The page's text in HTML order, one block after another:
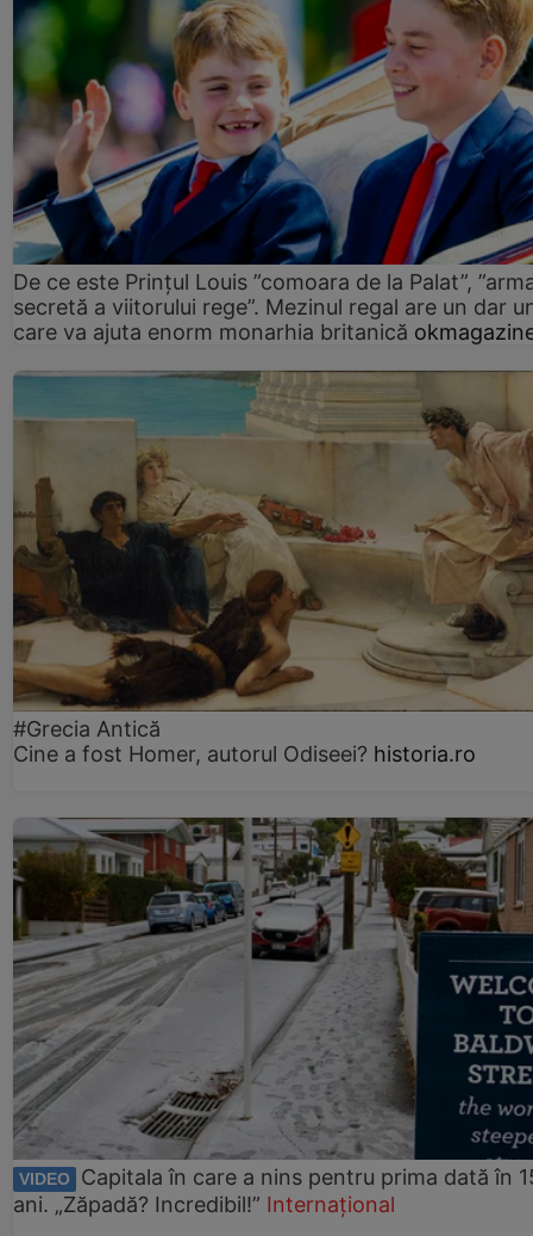
De ce este Prințul Louis ”comoara de la Palat”,
secretă a viitorului rege”. Mezinul regal are un dar
care va ajuta enorm monarhia britanică
#Grecia Antică
Cine a fost Homer, autorul Odiseei? historia.ro
VIDEO
Capitala în care a nins pentru prima dată în
ani. „Zăpadă? Incredibil!” Internațional